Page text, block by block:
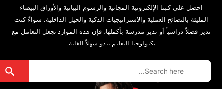
احصل على كتبنا الإلكترونية المجانية والرسوم البيانية والأوراق البيضاء
المليئة بالنصائح العملية والاستراتيجيات الذكية والحيل الداخلية. سواءً كنت
تدير فصلاً دراسياً أو تدير مدرسة بأكملها، فإن هذه الموارد تجعل التعامل مع
تكنولوجيا التعليم يبدو سهلاً للغاية.
Search
Button